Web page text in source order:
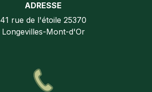
ADRESSE
41 rue de l'étoile 25370
Longevilles-Mont-d'Or